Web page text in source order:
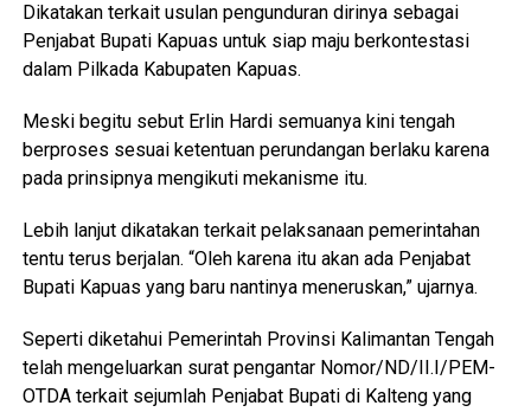
Dikatakan terkait usulan pengunduran dirinya sebagai
Penjabat Bupati Kapuas untuk siap maju berkontestasi
dalam Pilkada Kabupaten Kapuas.
Meski begitu sebut Erlin Hardi semuanya kini tengah
berproses sesuai ketentuan perundangan berlaku karena
pada prinsipnya mengikuti mekanisme itu.
Lebih lanjut dikatakan terkait pelaksanaan pemerintahan
tentu terus berjalan. “Oleh karena itu akan ada Penjabat
Bupati Kapuas yang baru nantinya meneruskan,” ujarnya.
Seperti diketahui Pemerintah Provinsi Kalimantan Tengah
telah mengeluarkan surat pengantar Nomor/ND/II.I/PEM-
OTDA terkait sejumlah Penjabat Bupati di Kalteng yang